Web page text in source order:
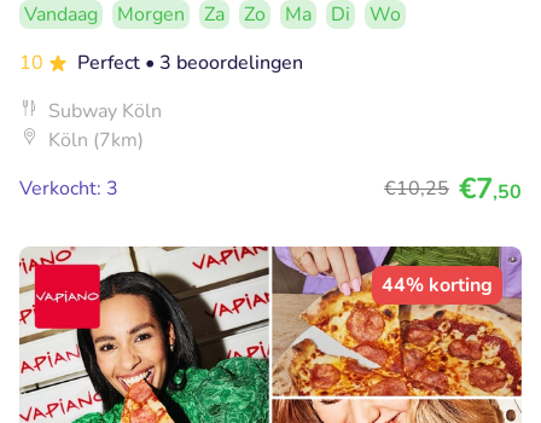
Vandaag Morgen Za Zo Ma Di
Wo
10
Perfect • 3 beoordelingen
Subway Köln
Köln (7km)
Verkocht: 3
€10,25 €7,50
44% korting